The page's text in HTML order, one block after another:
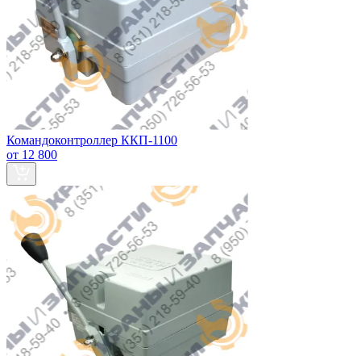
Командоконтроллер ККП-1100
от 12 800